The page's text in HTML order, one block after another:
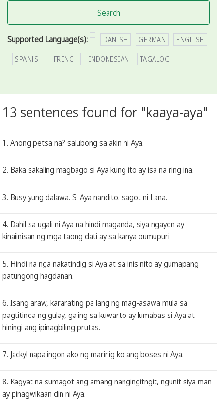
Search
Supported Language(s): DANISH GERMAN ENGLISH
SPANISH FRENCH INDONESIAN TAGALOG
13 sentences found for "kaaya-aya"
1. Anong petsa na? salubong sa akin ni Aya.
2. Baka sakaling magbago si Aya kung ito ay isa na ring ina.
3. Busy yung dalawa. Si Aya nandito. sagot ni Lana.
4. Dahil sa ugali ni Aya na hindi maganda, siya ngayon ay
kinaiinisan ng mga taong dati ay sa kanya pumupuri.
5. Hindi na nga nakatindig si Aya at sa inis nito ay gumapang
patungong hagdanan.
6. Isang araw, kararating pa lang ng mag-asawa mula sa
pagtitinda ng gulay, galing sa kuwarto ay lumabas si Aya at
hiningi ang ipinagbiling prutas.
7. Jacky! napalingon ako ng marinig ko ang boses ni Aya.
8. Kagyat na sumagot ang amang nangingitngit, ngunit siya man
ay pinagwikaan din ni Aya.